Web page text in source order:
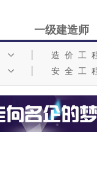
造 价 工
安 全 工
一级建造师